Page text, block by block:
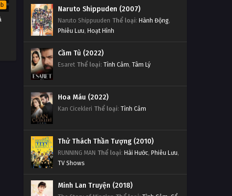
Naruto Shippuden (2007)
Naruto Shippuuden Thể loại: Hành Động,
Phiêu Lưu, Hoạt Hình
Cầm Tù (2022)
Esaret Thể loại: Tình Cảm, Tâm Lý
Hoa Máu (2022)
Kan Cicekleri Thể loại: Tình Cảm
Thử Thách Thần Tượng (2010)
RUNNING MAN Thể loại: Hài Hước, Phiêu Lưu,
TV Shows
Minh Lan Truyện (2018)